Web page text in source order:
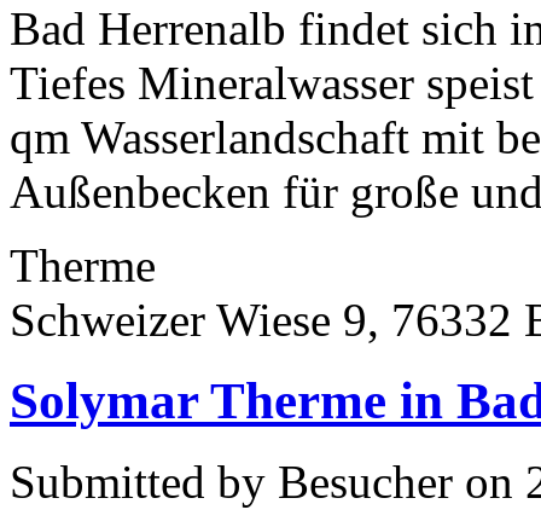
Bad Herrenalb findet sich
Tiefes Mineralwasser
qm Wasserlandschaft mit
Außenbecken für große
Therme
Schweizer Wiese 9, 76332
Solymar Therme in
Submitted by Besucher on